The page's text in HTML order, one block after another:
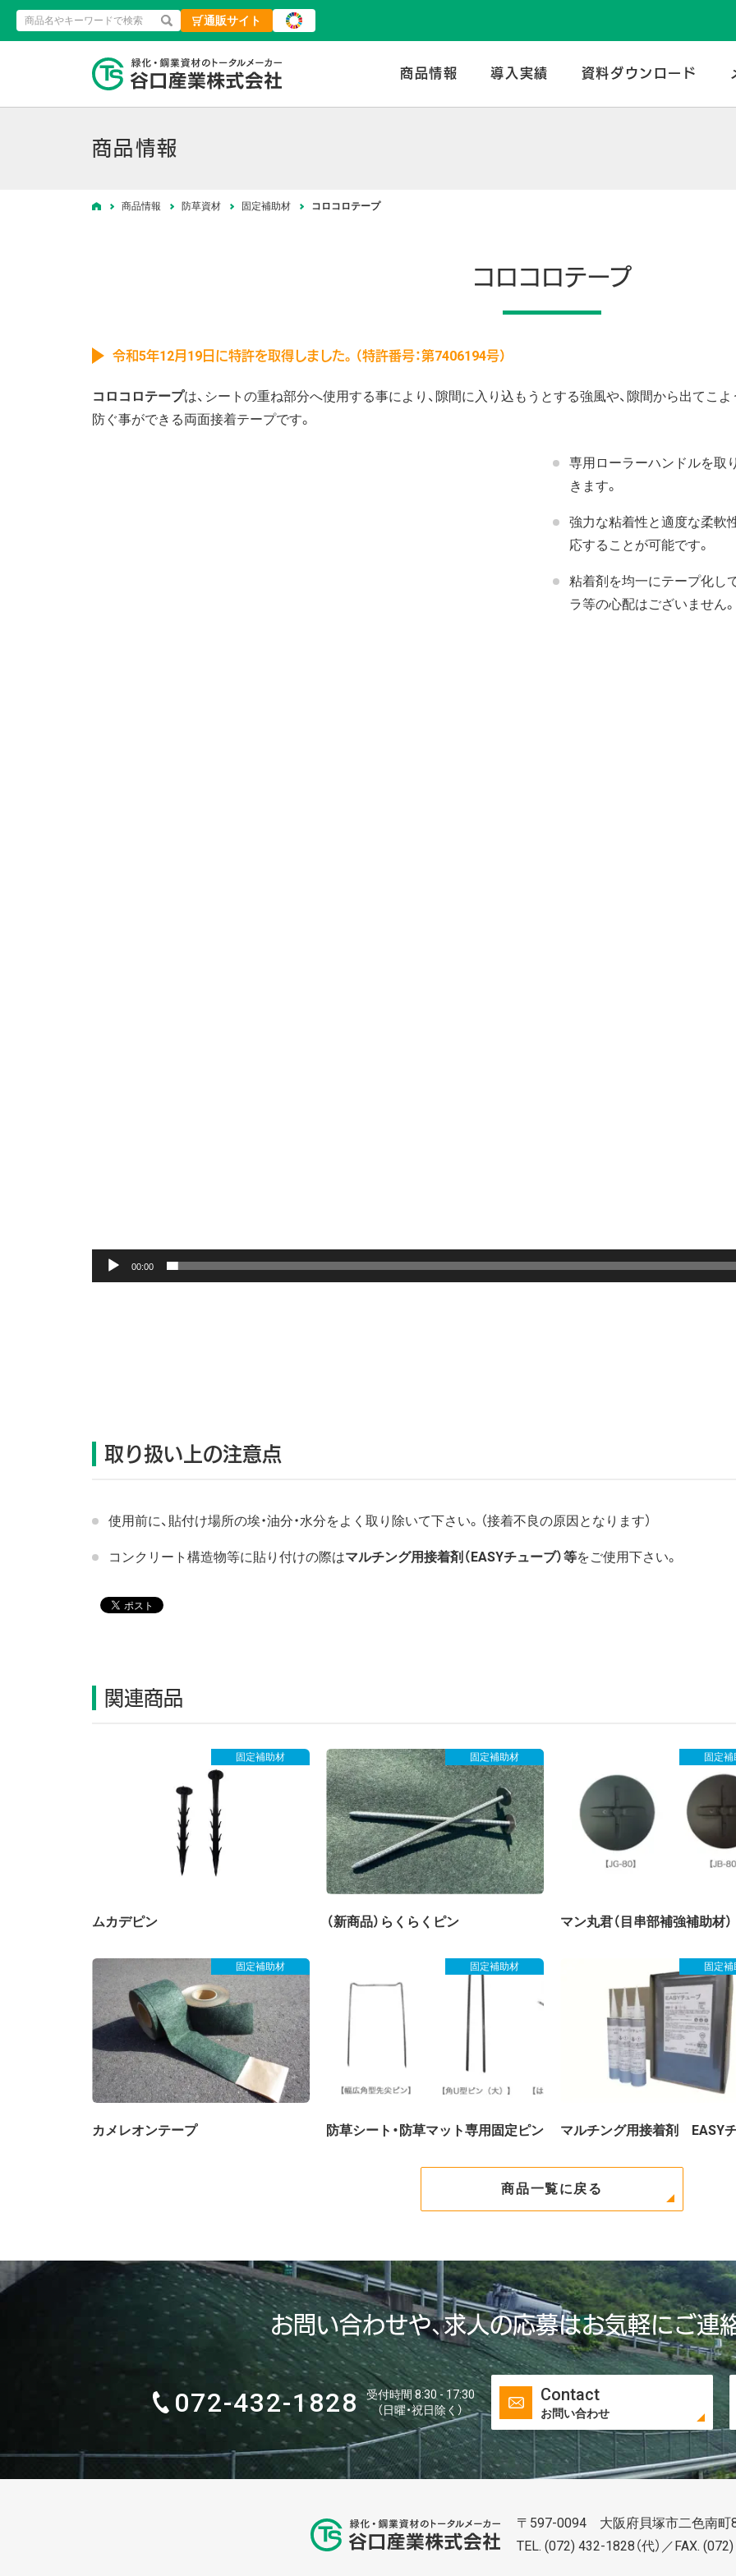
検索 通販サイト
緑化・鋼業資材のトータルメーカー | 谷口産業株式会社
商品情報 導入実績 資料ダウンロード
商品情報
ホーム商品情報 防草資材 固定補助材 コロコロテープ
コロコロテープ
令和5年12月19日に特許を取得しました。（特許番号：第7406194号）
コロコロテープは、シートの重ね部分へ使用する事により、隙間に入り込もうとする強風や、隙間から出てこ
防ぐ事ができる両面接着テープです。
専用ローラーハンドルを取
きます。
強力な粘着性と適度な柔軟
応することが可能です。
粘着剤を均一にテープ化し
ラ等の心配はございません。
00:00
取り扱い上の注意点
使用前に、貼付け場所の埃・油分・水分をよく取り除いて下さい。（接着不良の原因となります）
コンクリート構造物等に貼り付けの際はマルチング用接着剤（EASYチューブ）等をご使用下さい。
関連商品
固定補助材
ムカデピン
固定補助材
（新商品）らくらくピン
固定
マン丸君（目串部補強補助材）
固定補助材
カメレオンテープ
固定補助材
防草シート・防草マット専用固定ピン
固定補
マルチング用接着剤 EASY
商品一覧に戻る
お問い合わせや、求人の応募はお気軽にご連
072-432-1828
受付時間 8:30 - 17:30
（日曜・祝日除く）
Contact
お問い合わせ
谷口株式株式会社会社
〒597-0094 大阪府貝塚市二色南町
TEL. (072) 432-1828 （代）／FAX.